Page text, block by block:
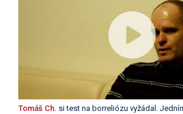
Tomáš Ch. si test na borreliózu vyžádal.